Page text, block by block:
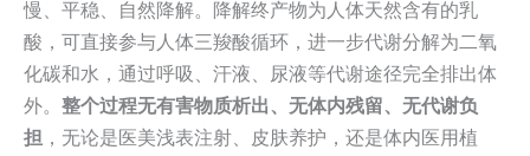
慢、平稳、自然降解。降解终产物为人体天然含有的乳
酸，可直接参与人体三羧酸循环，进一步代谢分解为二氧
化碳和水，通过呼吸、汗液、尿液等代谢途径完全排出体
外。 整个过程无有害物质析出、无体内残留、无代谢负
担 ，无论是医美浅表注射、皮肤养护，还是体内医用植